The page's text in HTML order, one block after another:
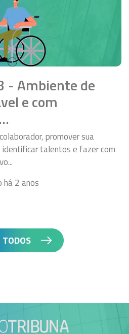
- Ambiente de
e com
promover sua
talentos e fazer com
2 anos